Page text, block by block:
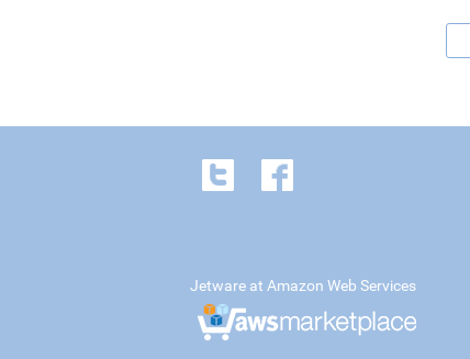
Jetware at Amazon Web Services